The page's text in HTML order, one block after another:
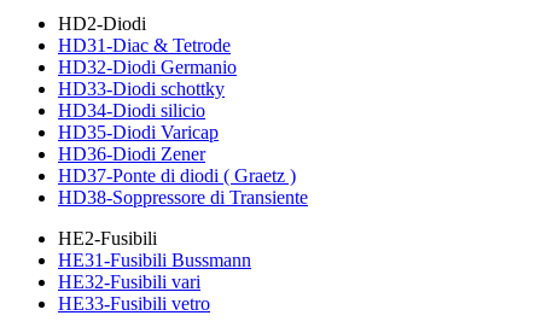
HD2-Diodi
HD31-Diac & Tetrode
HD32-Diodi Germanio
HD33-Diodi schottky
HD34-Diodi silicio
HD35-Diodi Varicap
HD36-Diodi Zener
HD37-Ponte di diodi ( Graetz )
HD38-Soppressore di Transiente
HE2-Fusibili
HE31-Fusibili Bussmann
HE32-Fusibili vari
HE33-Fusibili vetro